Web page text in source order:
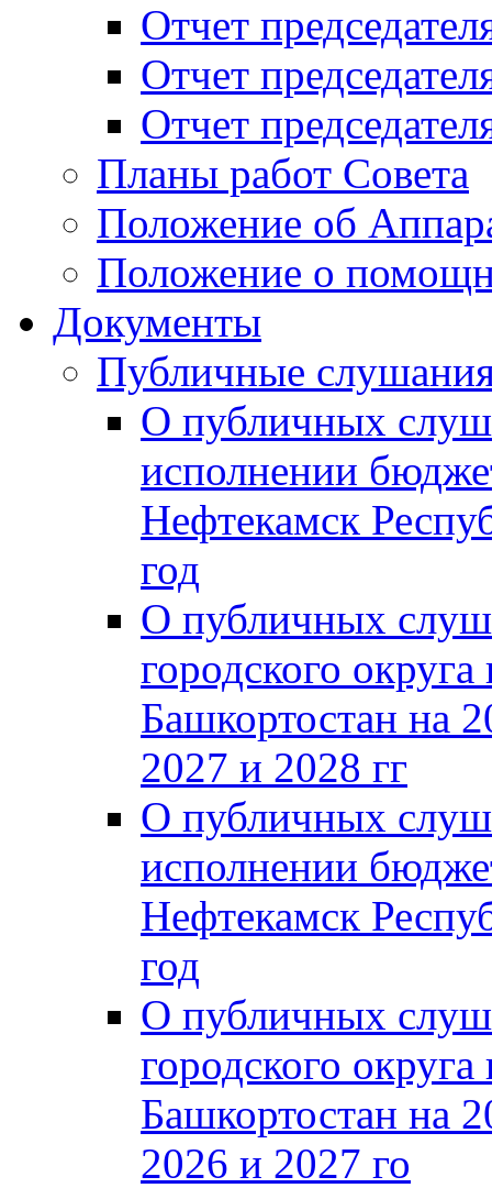
Отчет
Отчет
Отчет
Планы работ Совета
Положение об
Положение о
Документы
Публичные
О публичных
исполнении
Нефтекамск
год
О публичных
городского
Башкортостан на
2027 и 2028 гг
О публичных
исполнении
Нефтекамск
год
О публичных
городского
Башкортостан на
2026 и 2027 го